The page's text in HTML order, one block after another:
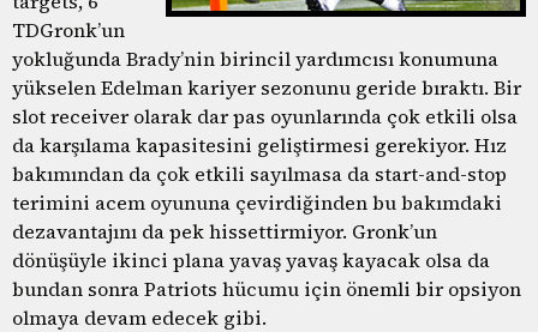
TDGronk’un
yokluğunda Brady’nin birincil yardımcısı konumuna
yükselen Edelman kariyer sezonunu geride bıraktı. Bir
slot receiver olarak dar pas oyunlarında çok etkili olsa
da karşılama kapasitesini geliştirmesi gerekiyor. Hız
bakımından da çok etkili sayılmasa da start-and-stop
terimini acem oyununa çevirdiğinden bu bakımdaki
dezavantajını da pek hissettirmiyor. Gronk’un
dönüşüyle ikinci plana yavaş yavaş kayacak olsa da
bundan sonra Patriots hücumu için önemli bir opsiyon
olmaya devam edecek gibi.